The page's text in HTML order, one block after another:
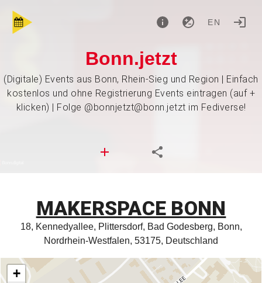
EN
Bonn.jetzt
(Digitale) Events aus Bonn, Rhein-Sieg und Region | Einfach
kostenlos und ohne Registrierung Events eintragen (auf +
klicken) | Folge @bonnjetzt@bonn.jetzt im Fediverse!
MAKERSPACE BONN
18, Kennedyallee, Plittersdorf, Bad Godesberg, Bonn,
Nordrhein-Westfalen, 53175, Deutschland
+